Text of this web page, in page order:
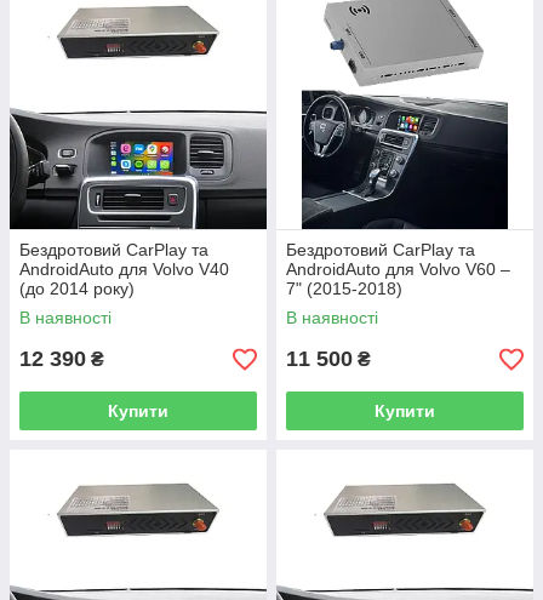
Бездротовий CarPlay та
AndroidAuto для Volvo V40
(до 2014 року)
В наявності
12 390 ₴
Купити
Бездротовий CarPlay та
AndroidAuto для Volvo V60 –
7" (2015-2018)
В наявності
11 500 ₴
Купити